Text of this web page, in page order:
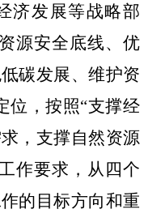
济发展等战略部
源安全底线、优
碳发展、维护资
位，按照“支撑经
，支撑自然资源
作要求，从四个
的目标方向和重